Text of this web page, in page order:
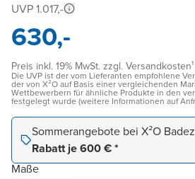
UVP 1.017,-
630,-
Preis inkl. 19% MwSt. zzgl. Versandkosten¹
Die UVP ist der vom Lieferanten empfohlene
der von X²O auf Basis einer vergleichenden
Wettbewerbern für ähnliche Produkte in den
festgelegt wurde (weitere Informationen auf
Sommerangebote bei X²O
Rabatt je 600 € *
Maße